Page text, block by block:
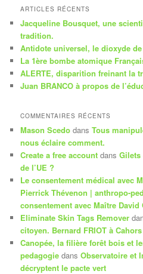
h
r
c
h
e
ARTICLES RÉCENTS
Jacqueline Bousquet, une
tradition.
Antidote universel, le dioxyde
La 1ère bombe atomique
ALERTE, disparition freinant la
Juan BRANCO à propos de
COMMENTAIRES RÉCENTS
Mason Scedo dansTous
nous éclaire comment.
Create a free account dansGilets
de l’UE ?
Le consentement médical avec
Pierrick Thévenon | anthropo-
consentement avec Maître David
Eliminate Skin Tags Remover
citoyen. Bernard FRIOT à
Canopée, la filière forêt bois et
pedagogie dansObservatoire et
décryptent le pacte vert